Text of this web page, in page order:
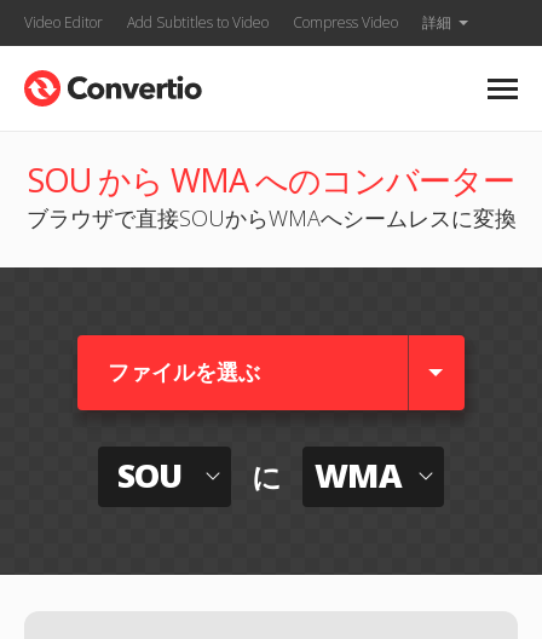
Video Editor Add Subtitles to Video Compress Video 詳細
SOU から WMA へのコンバーター
ブラウザで直接SOUからWMAへシームレスに変換
ファイルを選ぶ
SOU に WMA